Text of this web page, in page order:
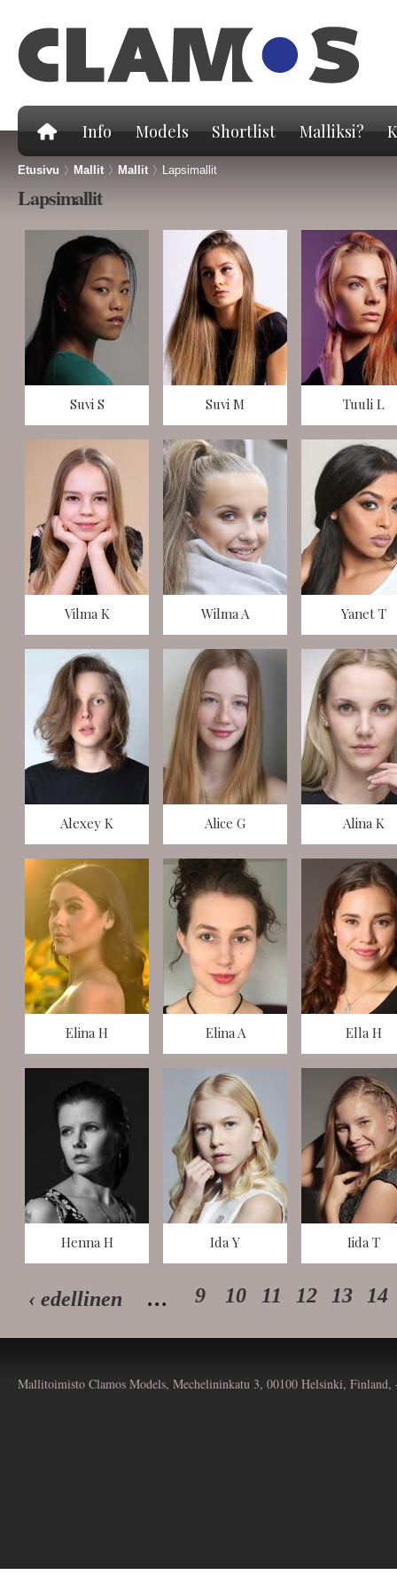
Info Models Shortlist Malliksi?
Etusivu > Mallit> Mallit> Lapsimallit
Lapsimallit
Suvi S Suvi M Tuuli L
Vilma K Wilma A Yanet T
Alexey K Alice G Alina K
Elina H Elina A Ella H
Henna H Ida Y Iida T
Sivut
‹ edellinen … 9 10 11 12 13 14
Mallitoimisto Clamos Models, Mechelininkatu 3, 00100 Helsinki,